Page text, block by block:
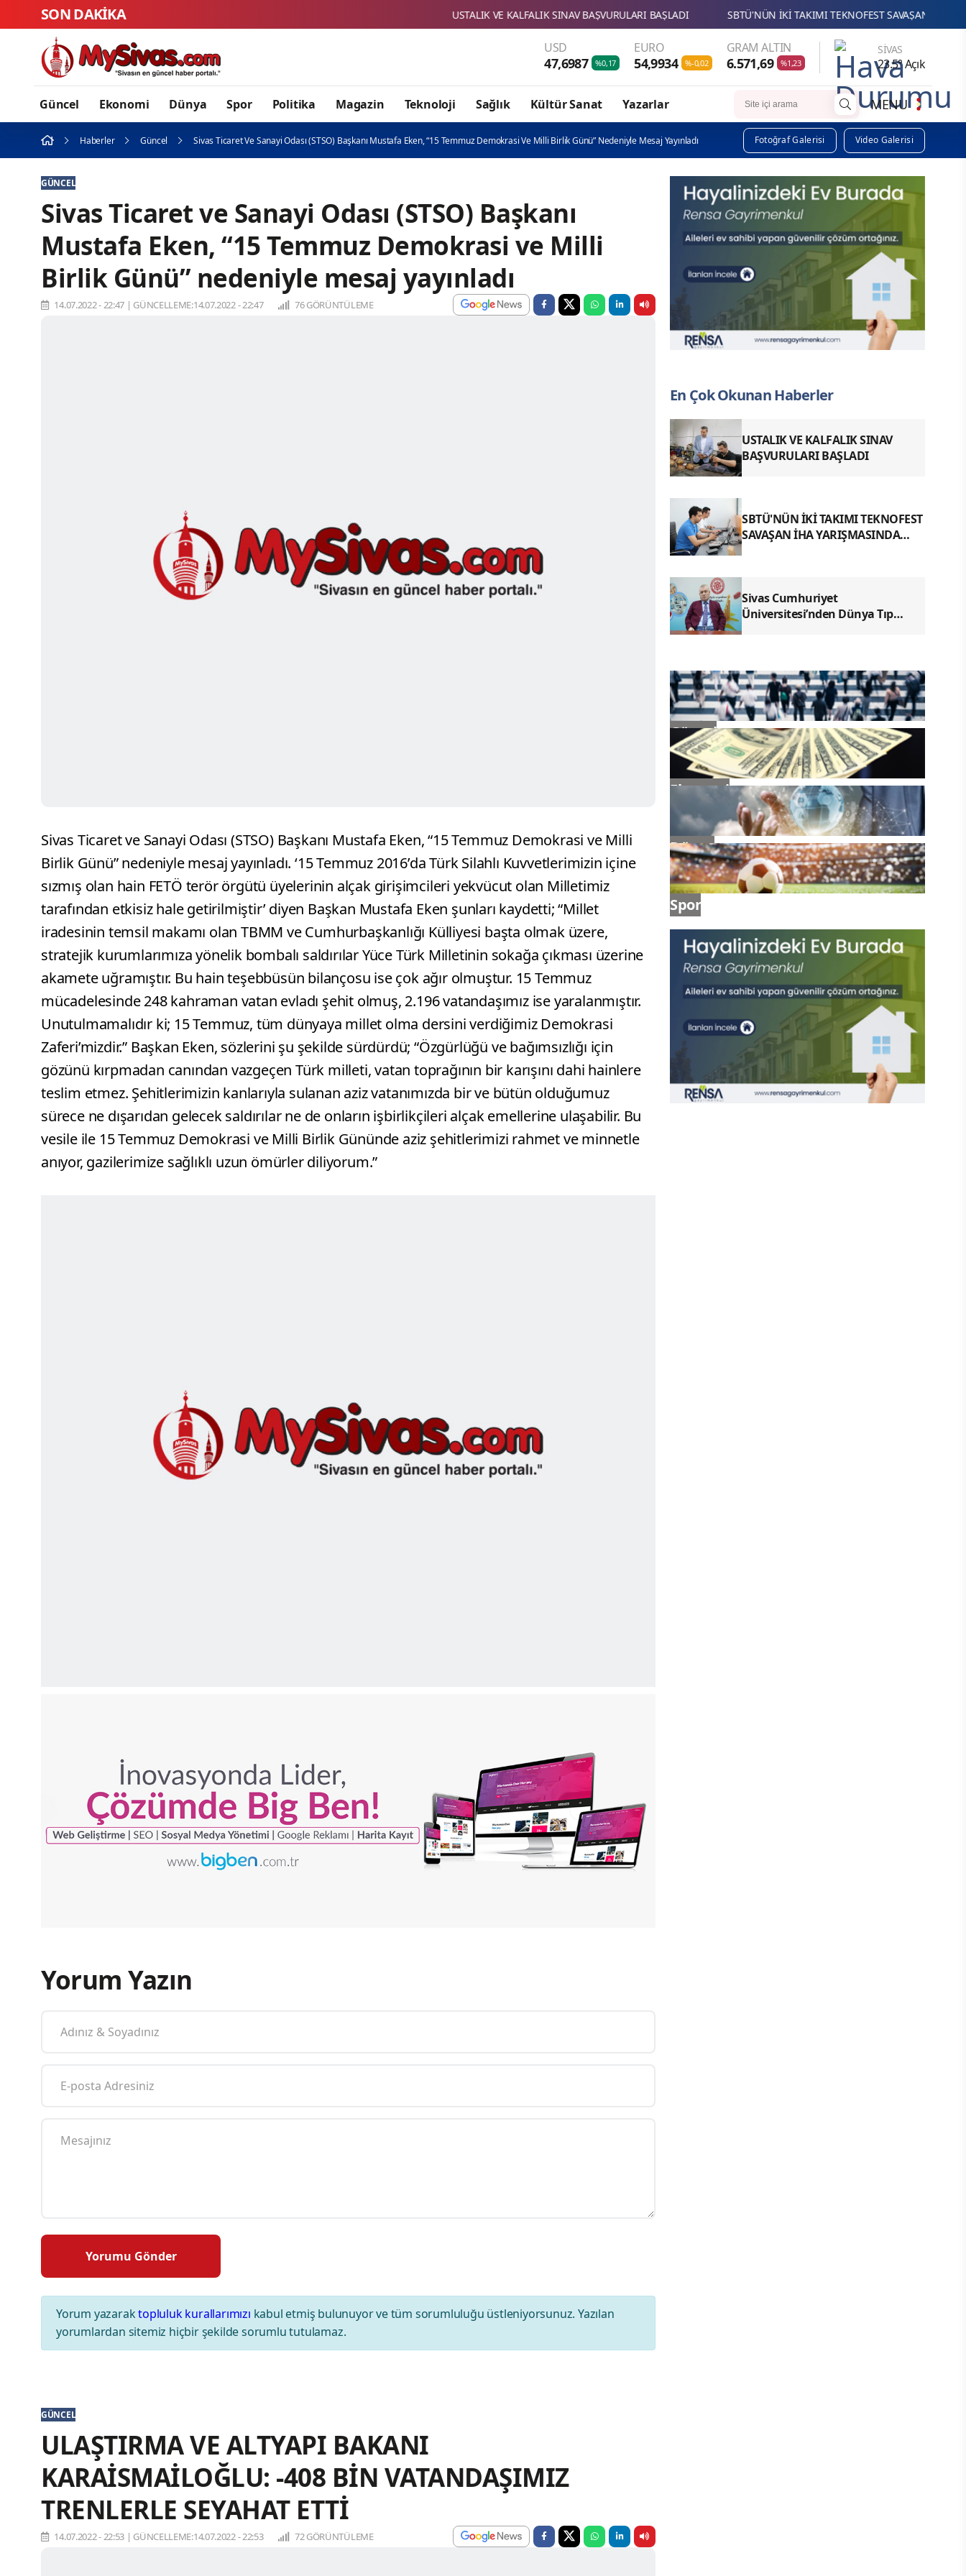
SON DAKİKA USTALIK VE KALFALIK SINAV BAŞVURULARI BAŞLADI SBTÜ'NÜN İKİ TAKIMI TEKNOFEST SAVAŞAN İHA YARIŞMASINDA
USD
47,6987 %0,17
EURO
54,9934 %-0,02
GRAM ALTIN
6.571,69 %1,23
SIVAS
23.5° Açık
Güncel Ekonomi Dünya Spor Politika Magazin Teknoloji Sağlık Kültür Sanat Yazarlar MENU
Haberler Güncel Sivas Ticaret Ve Sanayi Odası (STSO) Başkanı Mustafa Eken, “15 Temmuz Demokrasi Ve Milli Birlik Günü” Nedeniyle Mesaj Yayınladı Fotoğraf Galerisi Video Galerisi
GÜNCEL
Sivas Ticaret ve Sanayi Odası (STSO) Başkanı
Mustafa Eken, “15 Temmuz Demokrasi ve Milli
Birlik Günü” nedeniyle mesaj yayınladı
14.07.2022 - 22:47 | GÜNCELLEME:14.07.2022 - 22:47 76 GÖRÜNTÜLEME
Sivas Ticaret ve Sanayi Odası (STSO) Başkanı Mustafa Eken, “15 Temmuz Demokrasi ve Milli
Birlik Günü” nedeniyle mesaj yayınladı. ‘15 Temmuz 2016’da Türk Silahlı Kuvvetlerimizin içine
sızmış olan hain FETÖ terör örgütü üyelerinin alçak girişimcileri yekvücut olan Milletimiz
tarafından etkisiz hale getirilmiştir’ diyen Başkan Mustafa Eken şunları kaydetti; “Millet
iradesinin temsil makamı olan TBMM ve Cumhurbaşkanlığı Külliyesi başta olmak üzere,
stratejik kurumlarımıza yönelik bombalı saldırılar Yüce Türk Milletinin sokağa çıkması üzerine
akamete uğramıştır. Bu hain teşebbüsün bilançosu ise çok ağır olmuştur. 15 Temmuz
mücadelesinde 248 kahraman vatan evladı şehit olmuş, 2.196 vatandaşımız ise yaralanmıştır.
Unutulmamalıdır ki; 15 Temmuz, tüm dünyaya millet olma dersini verdiğimiz Demokrasi
Zaferi’mizdir.” Başkan Eken, sözlerini şu şekilde sürdürdü; “Özgürlüğü ve bağımsızlığı için
gözünü kırpmadan canından vazgeçen Türk milleti, vatan toprağının bir karışını dahi hainlere
teslim etmez. Şehitlerimizin kanlarıyla sulanan aziz vatanımızda bir ve bütün olduğumuz
sürece ne dışarıdan gelecek saldırılar ne de onların işbirlikçileri alçak emellerine ulaşabilir. Bu
vesile ile 15 Temmuz Demokrasi ve Milli Birlik Gününde aziz şehitlerimizi rahmet ve minnetle
anıyor, gazilerimize sağlıklı uzun ömürler diliyorum.”
Yorum Yazın
Yorum yazaraktopluluk kurallarımızı kabul etmiş bulunuyor ve tüm sorumluluğu üstleniyorsunuz. Yazılan
yorumlardan sitemiz hiçbir şekilde sorumlu tutulamaz.
GÜNCEL
ULAŞTIRMA VE ALTYAPI BAKANI
KARAİSMAİLOĞLU: -408 BİN VATANDAŞIMIZ
TRENLERLE SEYAHAT ETTİ
14.07.2022 - 22:53 | GÜNCELLEME:14.07.2022 - 22:53 72 GÖRÜNTÜLEME
En Çok Okunan Haberler
USTALIK VE KALFALIK SINAV
BAŞVURULARI BAŞLADI
SBTÜ'NÜN İKİ TAKIMI TEKNOFEST
SAVAŞAN İHA YARIŞMASINDA
Sivas Cumhuriyet
Üniversitesi’nden Dünya Tıp
Güncel
Ekonomi
Dünya
Spor